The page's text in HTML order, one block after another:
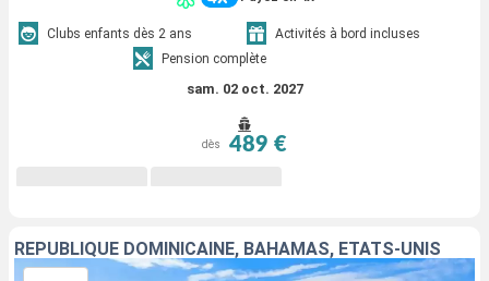
Clubs enfants dès 2 ans
Activités à bord incluses
Pension complète
sam. 02 oct. 2027
dès 489 €
RÉPUBLIQUE DOMINICAINE, BAHAMAS, ÉTATS-UNIS